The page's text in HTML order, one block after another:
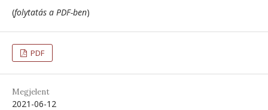
(folytatás a PDF-ben)
PDF
Megjelent
2021-06-12